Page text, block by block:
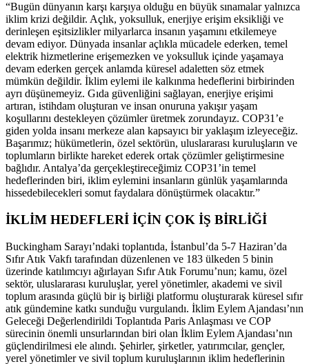
“Bugün dünyanın karşı karşıya olduğu en büyük sınamalar yalnızca
iklim krizi değildir. Açlık, yoksulluk, enerjiye erişim eksikliği ve
derinleşen eşitsizlikler milyarlarca insanın yaşamını etkilemeye
devam ediyor. Dünyada insanlar açlıkla mücadele ederken, temel
elektrik hizmetlerine erişemezken ve yoksulluk içinde yaşamaya
devam ederken gerçek anlamda küresel adaletten söz etmek
mümkün değildir. İklim eylemi ile kalkınma hedeflerini birbirinden
ayrı düşünemeyiz. Gıda güvenliğini sağlayan, enerjiye erişimi
artıran, istihdam oluşturan ve insan onuruna yakışır yaşam
koşullarını destekleyen çözümler üretmek zorundayız. COP31’e
giden yolda insanı merkeze alan kapsayıcı bir yaklaşım izleyeceğiz.
Başarımız; hükümetlerin, özel sektörün, uluslararası kuruluşların ve
toplumların birlikte hareket ederek ortak çözümler geliştirmesine
bağlıdır. Antalya’da gerçekleştireceğimiz COP31’in temel
hedeflerinden biri, iklim eylemini insanların günlük yaşamlarında
hissedebilecekleri somut faydalara dönüştürmek olacaktır.”
İKLİM HEDEFLERİ İÇİN ÇOK İŞ BİRLİĞİ
Buckingham Sarayı’ndaki toplantıda, İstanbul’da 5-7 Haziran’da
Sıfır Atık Vakfı tarafından düzenlenen ve 183 ülkeden 5 binin
üzerinde katılımcıyı ağırlayan Sıfır Atık Forumu’nun; kamu, özel
sektör, uluslararası kuruluşlar, yerel yönetimler, akademi ve sivil
toplum arasında güçlü bir iş birliği platformu oluşturarak küresel sıfır
atık gündemine katkı sunduğu vurgulandı. İklim Eylem Ajandası’nın
Geleceği Değerlendirildi Toplantıda Paris Anlaşması ve COP
sürecinin önemli unsurlarından biri olan İklim Eylem Ajandası’nın
güçlendirilmesi ele alındı. Şehirler, şirketler, yatırımcılar, gençler,
yerel yönetimler ve sivil toplum kuruluşlarının iklim hedeflerinin